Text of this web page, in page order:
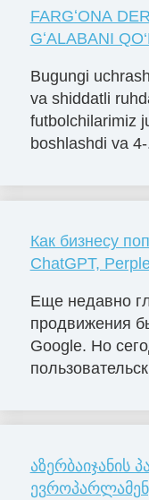
FARGʻONA
GʻALABANI
Bugungi
va shiddatli
futbolchilarimiz
boshlashdi va
Как бизнесу
ChatGPT,
Еще недавно
продвижения
Google. Но
აზერბაიჯანის